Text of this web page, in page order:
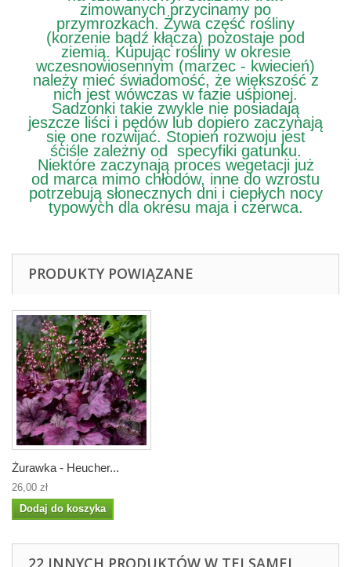
zimowanych przycinamy po
przymrozkach. Żywa część rośliny
(korzenie bądź kłącza) pozostaje pod
ziemią. Kupując rośliny w okresie
wczesnowiosennym (marzec - kwiecień)
należy mieć świadomość, że większość z
nich jest wówczas w fazie uśpionej.
Sadzonki takie zwykle nie posiadają
jeszcze liści i pędów lub dopiero zaczynają
się one rozwijać. Stopień rozwoju jest
ściśle zależny od specyfiki gatunku.
Niektóre zaczynają proces wegetacji już
od marca mimo chłodów, inne do wzrostu
potrzebują słonecznych dni i ciepłych nocy
typowych dla okresu maja i czerwca.
PRODUKTY POWIĄZANE
Żurawka - Heucher...
26,00 zł
Dodaj do koszyka
22 INNYCH PRODUKTÓW W TEJ SAMEJ